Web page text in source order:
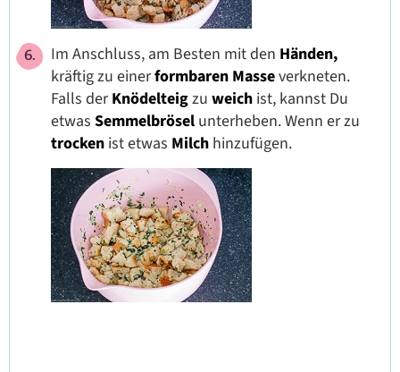
Im Anschluss, am Besten mit den Händen,
kräftig zu einerformbaren Masseverkneten.
Falls derKnödelteigzu weich ist, kannst Du
etwas Semmelbrösel unterheben. Wenn er zu
trocken ist etwas Milch hinzufügen.